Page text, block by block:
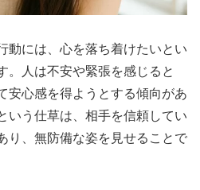
動には、心を落ち着けたいとい
。人は不安や緊張を感じると
安心感を得ようとする傾向があ
いう仕草は、相手を信頼してい
り、無防備な姿を見せることで